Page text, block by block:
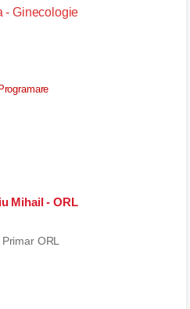
Programare
Mihail - ORL
ORL